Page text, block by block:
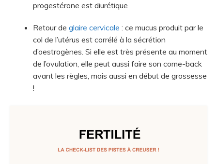
progestérone est diurétique
Retour de glaire cervicale : ce mucus produit par le
col de l’utérus est corrélé à la sécrétion
d’oestrogènes. Si elle est très présente au moment
de l’ovulation, elle peut aussi faire son come-back
avant les règles, mais aussi en début de grossesse
!